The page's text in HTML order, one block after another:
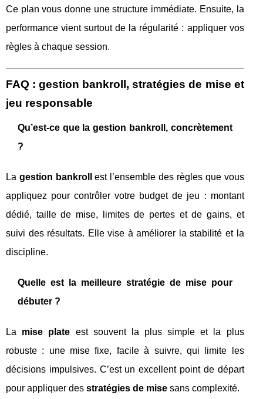
Ce plan vous donne une structure immédiate. Ensuite, la
performance vient surtout de la régularité : appliquer vos
règles à chaque session.
FAQ : gestion bankroll, stratégies de mise et
jeu responsable
Qu’est-ce que la gestion bankroll, concrètement
?
La gestion bankroll
est l’ensemble des règles que vous
appliquez pour contrôler votre budget de jeu : montant
dédié, taille de mise, limites de pertes et de gains, et
suivi des résultats. Elle vise à améliorer la stabilité et la
discipline.
Quelle est la meilleure stratégie de mise pour
débuter ?
La mise plate est souvent la plus simple et la plus
robuste : une mise fixe, facile à suivre, qui limite les
décisions impulsives. C’est un excellent point de départ
pour appliquer des stratégies de mise sans complexité.